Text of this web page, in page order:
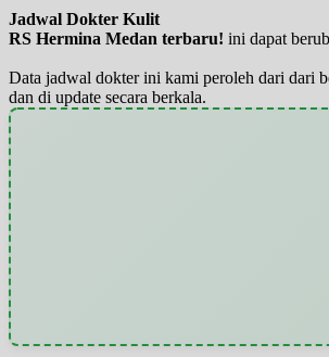
Jadwal Dokter Kulit
RS Hermina Medan terbaru! ini dapat
Data jadwal dokter ini kami peroleh dari dari
dan di update secara berkala.